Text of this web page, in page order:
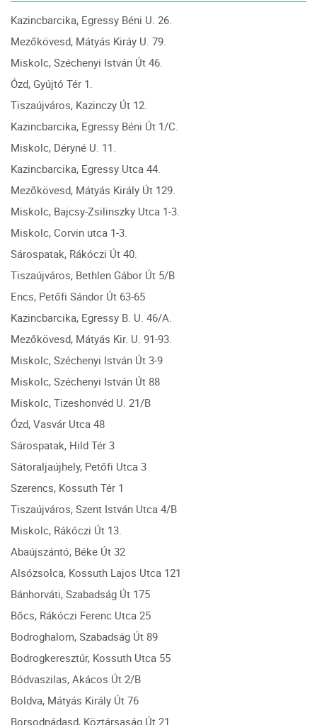
Kazincbarcika, Egressy Béni U. 26.
Mezőkövesd, Mátyás Kiráy U. 79.
Miskolc, Széchenyi István Út 46.
Ózd, Gyújtó Tér 1.
Tiszaújváros, Kazinczy Út 12.
Kazincbarcika, Egressy Béni Út 1/C.
Miskolc, Déryné U. 11.
Kazincbarcika, Egressy Utca 44.
Mezőkövesd, Mátyás Király Út 129.
Miskolc, Bajcsy-Zsilinszky Utca 1-3.
Miskolc, Corvin utca 1-3.
Sárospatak, Rákóczi Út 40.
Tiszaújváros, Bethlen Gábor Út 5/B
Encs, Petőfi Sándor Út 63-65
Kazincbarcika, Egressy B. U. 46/A.
Mezőkövesd, Mátyás Kir. U. 91-93.
Miskolc, Széchenyi István Út 3-9
Miskolc, Széchenyi István Út 88
Miskolc, Tizeshonvéd U. 21/B
Ózd, Vasvár Utca 48
Sárospatak, Hild Tér 3
Sátoraljaújhely, Petőfi Utca 3
Szerencs, Kossuth Tér 1
Tiszaújváros, Szent István Utca 4/B
Miskolc, Rákóczi Út 13.
Abaújszántó, Béke Út 32
Alsózsolca, Kossuth Lajos Utca 121
Bánhorváti, Szabadság Út 175
Bőcs, Rákóczi Ferenc Utca 25
Bodroghalom, Szabadság Út 89
Bodrogkeresztúr, Kossuth Utca 55
Bódvaszilas, Akácos Út 2/B
Boldva, Mátyás Király Út 76
Borsodnádasd, Köztársaság Út 21